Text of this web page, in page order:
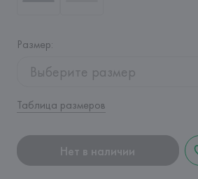
Размер:
Выберите размер
Таблица размеров
Нет в наличии